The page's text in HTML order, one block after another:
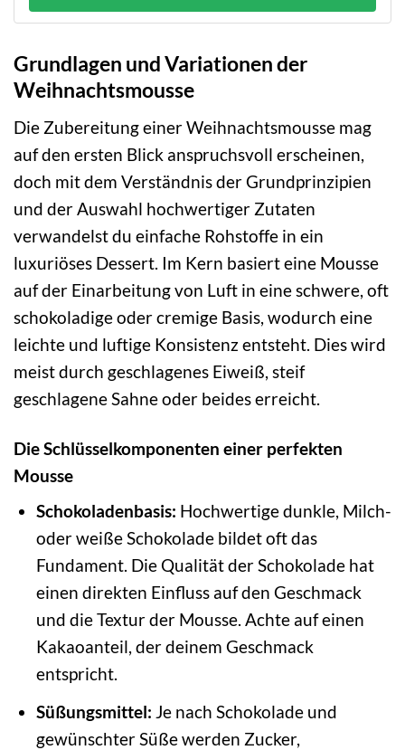
Grundlagen und Variationen der
Weihnachtsmousse
Die Zubereitung einer Weihnachtsmousse mag
auf den ersten Blick anspruchsvoll erscheinen,
doch mit dem Verständnis der Grundprinzipien
und der Auswahl hochwertiger Zutaten
verwandelst du einfache Rohstoffe in ein
luxuriöses Dessert. Im Kern basiert eine Mousse
auf der Einarbeitung von Luft in eine schwere, oft
schokoladige oder cremige Basis, wodurch eine
leichte und luftige Konsistenz entsteht. Dies wird
meist durch geschlagenes Eiweiß, steif
geschlagene Sahne oder beides erreicht.
Die Schlüsselkomponenten einer perfekten
Mousse
Schokoladenbasis: Hochwertige dunkle, Milch-
oder weiße Schokolade bildet oft das
Fundament. Die Qualität der Schokolade hat
einen direkten Einfluss auf den Geschmack
und die Textur der Mousse. Achte auf einen
Kakaoanteil, der deinem Geschmack
entspricht.
Süßungsmittel: Je nach Schokolade und
gewünschter Süße werden Zucker,